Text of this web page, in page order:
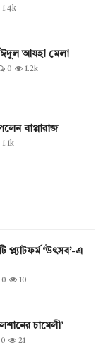
1.4k
ঈদুল আযহা মেলা
0 1.2k
বাপ্পারাজ
1.1k
প্ল্যাটফর্ম ‘উৎসব’-এ
0 10
চামেলী’
0 21